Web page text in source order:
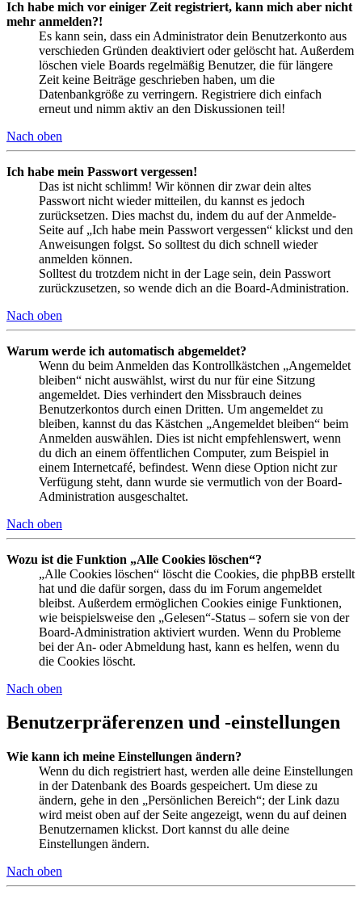
Ich habe mich vor einiger Zeit registriert, kann mich aber nicht
mehr anmelden?!
Es kann sein, dass ein Administrator dein Benutzerkonto aus
verschieden Gründen deaktiviert oder gelöscht hat. Außerdem
löschen viele Boards regelmäßig Benutzer, die für längere
Zeit keine Beiträge geschrieben haben, um die
Datenbankgröße zu verringern. Registriere dich einfach
erneut und nimm aktiv an den Diskussionen teil!
Nach oben
Ich habe mein Passwort vergessen!
Das ist nicht schlimm! Wir können dir zwar dein altes
Passwort nicht wieder mitteilen, du kannst es jedoch
zurücksetzen. Dies machst du, indem du auf der Anmelde-
Seite auf „Ich habe mein Passwort vergessen“ klickst und den
Anweisungen folgst. So solltest du dich schnell wieder
anmelden können.
Solltest du trotzdem nicht in der Lage sein, dein Passwort
zurückzusetzen, so wende dich an die Board-Administration.
Nach oben
Warum werde ich automatisch abgemeldet?
Wenn du beim Anmelden das Kontrollkästchen „Angemeldet
bleiben“ nicht auswählst, wirst du nur für eine Sitzung
angemeldet. Dies verhindert den Missbrauch deines
Benutzerkontos durch einen Dritten. Um angemeldet zu
bleiben, kannst du das Kästchen „Angemeldet bleiben“ beim
Anmelden auswählen. Dies ist nicht empfehlenswert, wenn
du dich an einem öffentlichen Computer, zum Beispiel in
einem Internetcafé, befindest. Wenn diese Option nicht zur
Verfügung steht, dann wurde sie vermutlich von der Board-
Administration ausgeschaltet.
Nach oben
Wozu ist die Funktion „Alle Cookies löschen“?
„Alle Cookies löschen“ löscht die Cookies, die phpBB erstellt
hat und die dafür sorgen, dass du im Forum angemeldet
bleibst. Außerdem ermöglichen Cookies einige Funktionen,
wie beispielsweise den „Gelesen“-Status – sofern sie von der
Board-Administration aktiviert wurden. Wenn du Probleme
bei der An- oder Abmeldung hast, kann es helfen, wenn du
die Cookies löscht.
Nach oben
Benutzerpräferenzen und -einstellungen
Wie kann ich meine Einstellungen ändern?
Wenn du dich registriert hast, werden alle deine Einstellungen
in der Datenbank des Boards gespeichert. Um diese zu
ändern, gehe in den „Persönlichen Bereich“; der Link dazu
wird meist oben auf der Seite angezeigt, wenn du auf deinen
Benutzernamen klickst. Dort kannst du alle deine
Einstellungen ändern.
Nach oben